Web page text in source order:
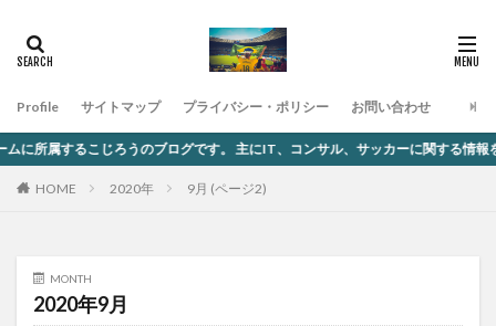
Profile サイトマップ プライバシー・ポリシー お問い合わせ
するこじろうのブログです。 主にIT、コンサル、サッカーに関する情報を発信
HOME 2020年 9月 (ページ2)
MONTH
2020年9月